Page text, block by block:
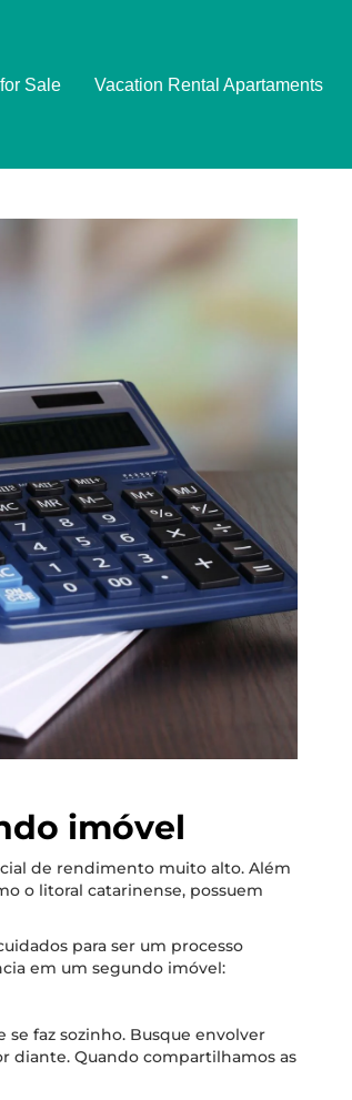
Sale Vacation Rental Apartaments
imóvel
de rendimento muito alto. Além
o litoral catarinense, possuem
para ser um processo
em um segundo imóvel:
faz sozinho. Busque envolver
diante. Quando compartilhamos as